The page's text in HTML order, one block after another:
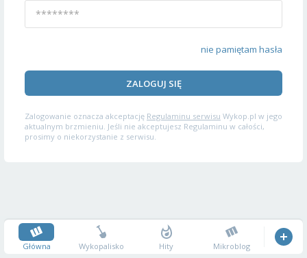
nie pamiętam hasła
ZALOGUJ SIĘ
Zalogowanie oznacza akceptację Regulaminu serwisu Wykop.pl w jego
aktualnym brzmieniu. Jeśli nie akceptujesz Regulaminu w całości,
prosimy o niekorzystanie z serwisu.
Główna Wykopalisko Hity Mikroblog